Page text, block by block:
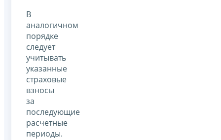
В
аналогичном
порядке
следует
учитывать
указанные
страховые
взносы
за
последующие
расчетные
периоды.